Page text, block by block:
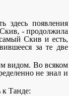
здесь появления
- продолжила
Скив и есть,
за те две
видом. Во всяком
не знал и
к Танде: